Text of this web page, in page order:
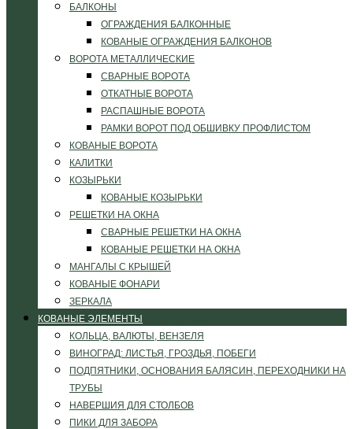
БАЛКОНЫ
ОГРАЖДЕНИЯ БАЛКОННЫЕ
КОВАНЫЕ ОГРАЖДЕНИЯ БАЛКОНОВ
ВОРОТА МЕТАЛЛИЧЕСКИЕ
СВАРНЫЕ ВОРОТА
ОТКАТНЫЕ ВОРОТА
РАСПАШНЫЕ ВОРОТА
РАМКИ ВОРОТ ПОД ОБШИВКУ ПРОФЛИСТОМ
КОВАНЫЕ ВОРОТА
КАЛИТКИ
КОЗЫРЬКИ
КОВАНЫЕ КОЗЫРЬКИ
РЕШЕТКИ НА ОКНА
СВАРНЫЕ РЕШЕТКИ НА ОКНА
КОВАНЫЕ РЕШЕТКИ НА ОКНА
МАНГАЛЫ С КРЫШЕЙ
КОВАНЫЕ ФОНАРИ
ЗЕРКАЛА
КОВАНЫЕ ЭЛЕМЕНТЫ
КОЛЬЦА, ВАЛЮТЫ, ВЕНЗЕЛЯ
ВИНОГРАД: ЛИСТЬЯ, ГРОЗДЬЯ, ПОБЕГИ
ПОДПЯТНИКИ, ОСНОВАНИЯ БАЛЯСИН, ПЕРЕХОДНИКИ НА
ТРУБЫ
НАВЕРШИЯ ДЛЯ СТОЛБОВ
ПИКИ ДЛЯ ЗАБОРА